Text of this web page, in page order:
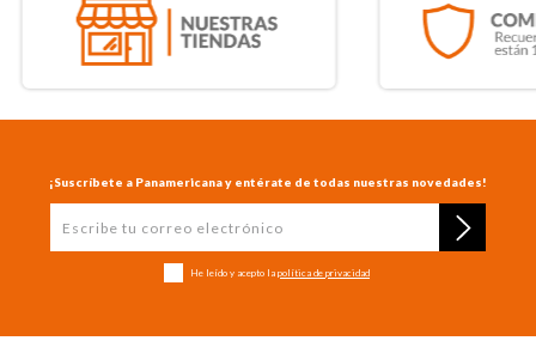
¡Suscríbete a Panamericana y entérate de todas nuestras novedades!
He leído y acepto la política de privacidad